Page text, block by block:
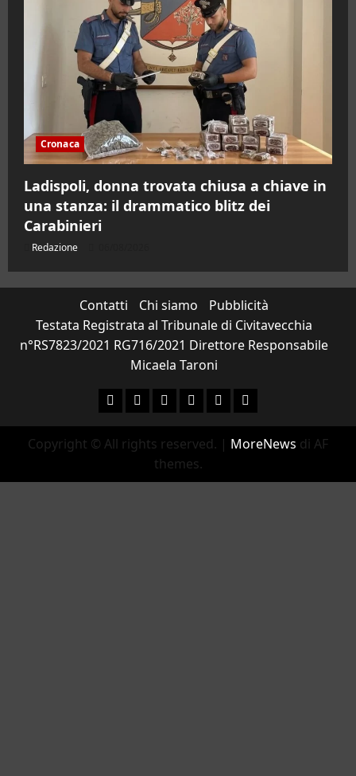
Cronaca
Ladispoli, donna trovata chiusa a chiave in
una stanza: il drammatico blitz dei
Carabinieri
Redazione
Contatti Chi siamo
Pubblicità
Testata Registrata al Tribunale di Civitavecchia
n°RS7823/2021 RG716/2021 Direttore Responsabile
Micaela Taroni
FacebookInstagram
YouTubeTwitterEmailEnte Parco
Copyright © All rights reserved. | MoreNews di AF
themes.